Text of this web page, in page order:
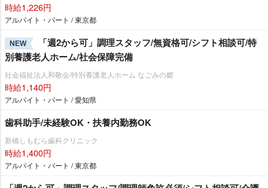
時給1,226円
アルバイト・パート / 東京都
NEW
「週2から可」調理スタッフ/無資格可/シフト相談可/特
別養護老人ホーム/社会保障完備
社会福祉法人和敬会/特別養護老人ホーム なごみの郷
時給1,140円
アルバイト・パート / 愛知県
歯科助手/未経験OK・扶養内勤務OK
新橋しもむら歯科クリニック
時給1,400円
アルバイト・パート / 東京都